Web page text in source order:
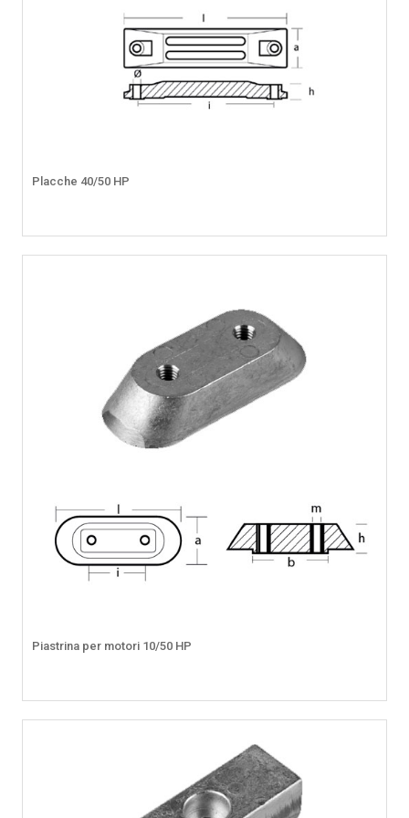
Placche 40/50 HP
Piastrina per motori 10/50 HP